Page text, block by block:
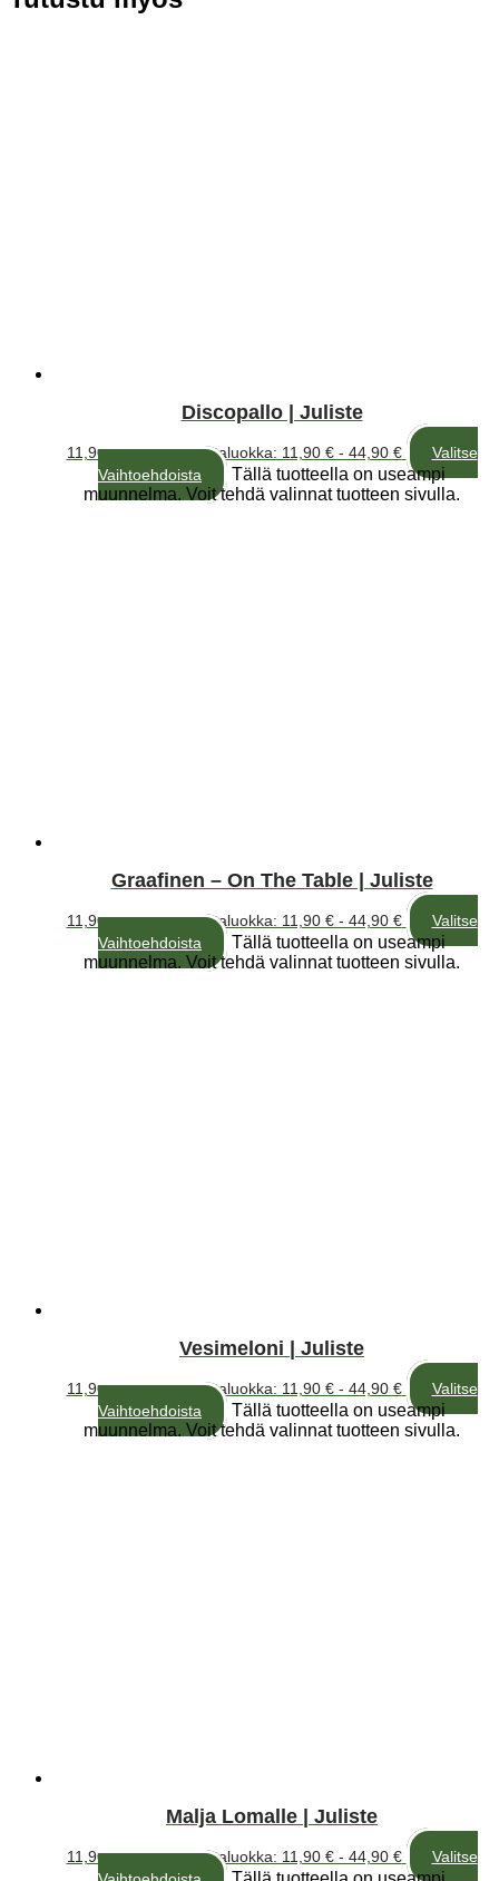
Discopallo | Juliste
11,90€ – 44,90€Hintaluokka: 11,90 € - 44,90 €
Valitse
Vaihtoehdoista
Tällä tuotteella on useampi
muunnelma. Voit tehdä valinnat tuotteen sivulla.
Graafinen – On The Table | Juliste
11,90€ – 44,90€Hintaluokka: 11,90 € - 44,90 €
Valitse
Vaihtoehdoista
Tällä tuotteella on useampi
muunnelma. Voit tehdä valinnat tuotteen sivulla.
Vesimeloni | Juliste
11,90€ – 44,90€Hintaluokka: 11,90 € - 44,90 €
Valitse
Vaihtoehdoista
Tällä tuotteella on useampi
muunnelma. Voit tehdä valinnat tuotteen sivulla.
Malja Lomalle | Juliste
11,90€ – 44,90€Hintaluokka: 11,90 € - 44,90 €
Valitse